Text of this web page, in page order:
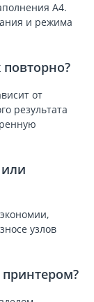
A4.
и режима
от
результата
узлов